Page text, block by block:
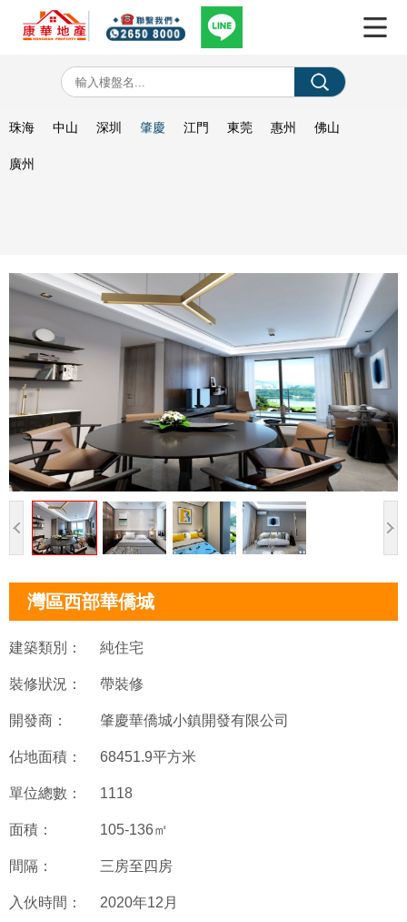
珠海 中山 深圳 肇慶 江門 東莞 惠州 佛山
廣州
灣區西部華僑城
建築類別： 純住宅
裝修狀況： 帶裝修
開發商： 肇慶華僑城小鎮開發有限公司
佔地面積： 68451.9平方米
單位總數： 1118
面積： 105-136㎡
間隔： 三房至四房
入伙時間： 2020年12月